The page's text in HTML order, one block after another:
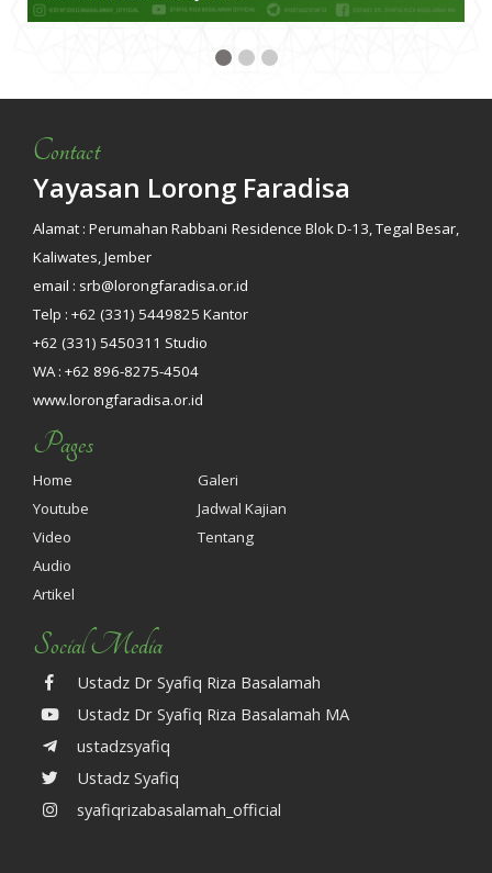
Contact
Yayasan Lorong Faradisa
Alamat : Perumahan Rabbani Residence Blok D-13, Tegal Besar,
Kaliwates, Jember
email : srb@lorongfaradisa.or.id
Telp : +62 (331) 5449825 Kantor
+62 (331) 5450311 Studio
WA : +62 896-8275-4504
www.lorongfaradisa.or.id
Pages
Home
Youtube
Video
Audio
Artikel
Galeri
Jadwal Kajian
Tentang
Social Media
Ustadz Dr Syafiq Riza Basalamah
Ustadz Dr Syafiq Riza Basalamah MA
ustadzsyafiq
Ustadz Syafiq
syafiqrizabasalamah_official